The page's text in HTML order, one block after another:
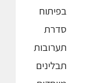
בפיתוח
סדרת
תערובות
תבלינים